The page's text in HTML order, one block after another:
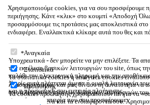
Βάλε κάτι στο καλάθι σου
Χρησιμοποιούμε cookies, για να σου προσφέρουμε
περιήγησης. Κάνε «κλικ» στο κουμπί «Αποδοχή
προσαρμόσουμε τις προτάσεις μας αποκλειστικά
ενδιαφέρει. Εναλλακτικά κλίκαρε αυτά που θες
To
Αναγκαία
Υποχρεωτικά - δεν μπορείτε να μην επιλέξετε. Τα
την εκτέλεση βασικών λειτουργιών του site, όπως
καλάθι την ηλεκτρονική πληρωμή και την
Χωρίς αυτά πλήττεται άμεσα η ομαλή λειτουργία
και η προσωπική σου εμπειρία πλοήγησης.
Στατιστικά
Τα στατιστικά cookies ή analytics cookies είναι
λειτουργικότητας και μας δίνουν τη δυνατότητα να
αποτελεσματικότητα των διάφορων λειτουργιών
συνεχώς την εμπειρία που σου προσφέρουμε.
Προώθησης
Τα cookies προώθησης χρησιμοποιούνται για να
σχετικές με εσένα και τα ενδιαφέροντά σου.